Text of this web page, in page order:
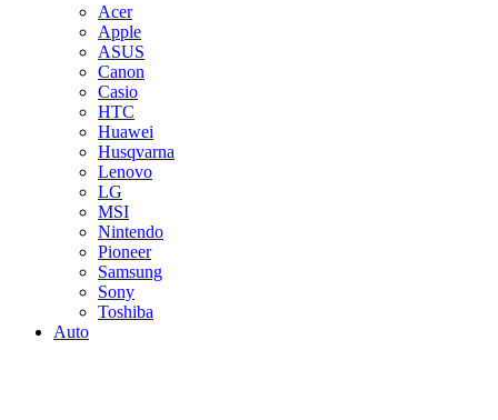
Acer
Apple
ASUS
Canon
Casio
HTC
Huawei
Husqvarna
Lenovo
LG
MSI
Nintendo
Pioneer
Samsung
Sony
Toshiba
Auto